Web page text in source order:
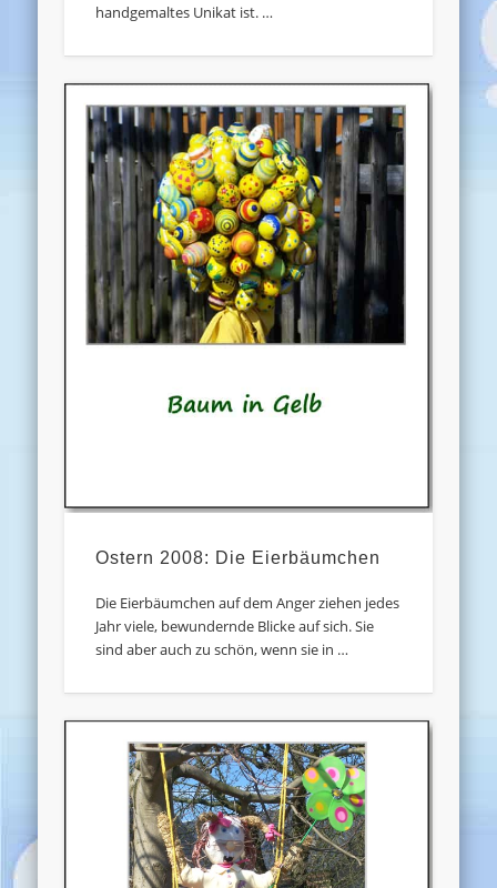
handgemaltes Unikat ist. …
Ostern 2008: Die Eierbäumchen
Die Eierbäumchen auf dem Anger ziehen jedes
Jahr viele, bewundernde Blicke auf sich. Sie
sind aber auch zu schön, wenn sie in …